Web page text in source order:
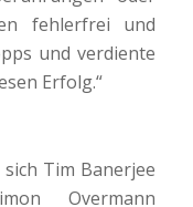
fehlerfrei und
und verdiente
Erfolg.“
Tim Banerjee
Overmann